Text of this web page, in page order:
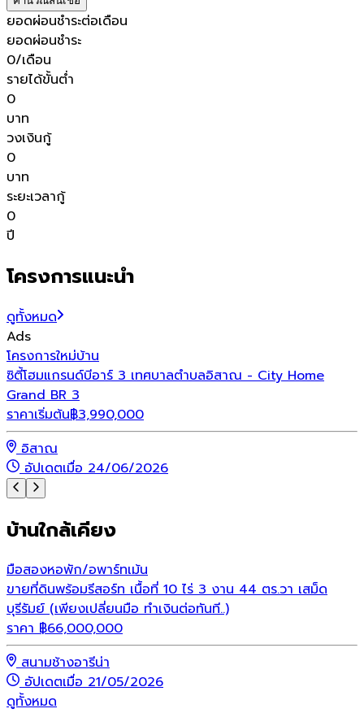
ยอดผ่อนชำระต่อเดือน
ยอดผ่อนชำระ
0/เดือน
รายได้ขั้นต่ำ
0
บาท
วงเงินกู้
0
บาท
ระยะเวลากู้
0
ปี
โครงการแนะนำ
ดูทั้งหมด
Ads
โครงการใหม่บ้าน
ซิตี้โฮมแกรนด์บีอาร์ 3 เทศบาลตำบลอิสาณ - City Home
Grand BR 3
ราคาเริ่มต้น฿3,990,000
อิสาณ
อัปเดตเมื่อ 24/06/2026
บ้านใกล้เคียง
มือสองหอพัก/อพาร์ทเม้น
ขายที่ดินพร้อมรีสอร์ท เนื้อที่ 10 ไร่ 3 งาน 44 ตร.วา เสม็ด
บุรีรัมย์ (เพียงเปลี่ยนมือ ทำเงินต่อทันที..)
ราคา ฿66,000,000
สนามช้างอารีน่า
อัปเดตเมื่อ 21/05/2026
ดูทั้งหมด